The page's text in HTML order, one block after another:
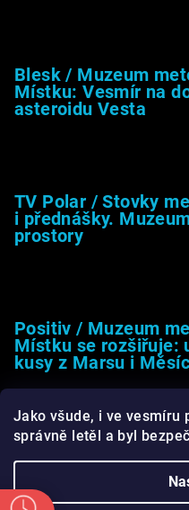
Jako všude, i ve vesmíru
správně letěl a byl
Blesk / Muzeum
Místku: Vesmír na
asteroidu Vesta
TV Polar / Stovky
i přednášky.
prostory
Positiv / Muzeum
Místku se rozšiřuje:
kusy z Marsu i